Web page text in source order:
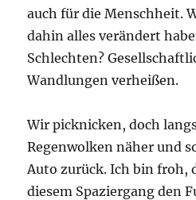
auch für die Menschheit.
dahin alles verändert
Schlechten?
Wandlungen verheißen.
Wir picknicken, doch
Regenwolken näher und
Auto zurück. Ich bin froh,
diesem Spaziergang den